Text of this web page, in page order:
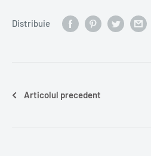
Distribuie
Articolul precedent